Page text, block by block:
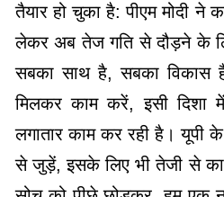
तैयार हो चुका है: पीएम मोदी ने
लेकर अब तेज गति से दौड़ने के
सबका साथ है, सबका
मिलकर काम करें, इसी
लगातार काम कर रही है। यूपी
से जुड़ें, इसके लिए भी तेजी से